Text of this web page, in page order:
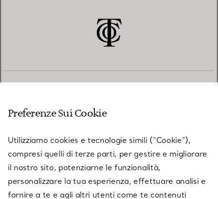
SU TIFFANY & CO.
Preferenze Sui Cookie
Utilizziamo cookies e tecnologie simili (“Cookie”),
compresi quelli di terze parti, per gestire e migliorare
il nostro sito, potenziarne le funzionalità,
personalizzare la tua esperienza, effettuare analisi e
fornire a te e agli altri utenti come te contenuti